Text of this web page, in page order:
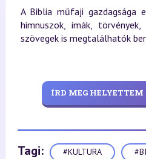
A Biblia műfaji gazdagsága
himnuszok, imák,
szövegek is megtalálhatók
ÍRD MEG
Tagi: #KULTURA